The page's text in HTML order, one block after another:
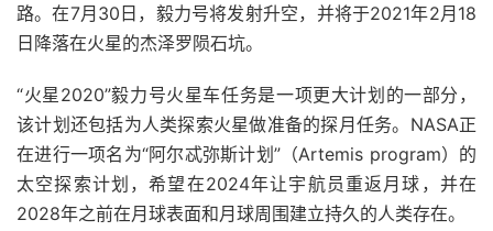
路。在7月30日，毅力号将发射升空，并将于2021年2月18
日降落在火星的杰泽罗陨石坑。
“火星2020”毅力号火星车任务是一项更大计划的一部分，
该计划还包括为人类探索火星做准备的探月任务。NASA正
在进行一项名为“阿尔忒弥斯计划”（Artemis program）的
太空探索计划，希望在2024年让宇航员重返月球，并在
2028年之前在月球表面和月球周围建立持久的人类存在。